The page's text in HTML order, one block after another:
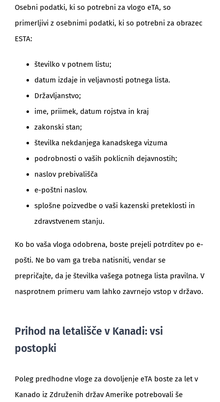
Osebni podatki, ki so potrebni za vlogo eTA, so
primerljivi z osebnimi podatki, ki so potrebni za obrazec
ESTA:
številko v potnem listu;
datum izdaje in veljavnosti potnega lista.
Državljanstvo;
ime, priimek, datum rojstva in kraj
zakonski stan;
številka nekdanjega kanadskega vizuma
podrobnosti o vaših poklicnih dejavnostih;
naslov prebivališča
e-poštni naslov.
splošne poizvedbe o vaši kazenski preteklosti in
zdravstvenem stanju.
Ko bo vaša vloga odobrena, boste prejeli potrditev po e-
pošti. Ne bo vam ga treba natisniti, vendar se
prepričajte, da je številka vašega potnega lista pravilna. V
nasprotnem primeru vam lahko zavrnejo vstop v državo.
Prihod na letališče v Kanadi: vsi
postopki
Poleg predhodne vloge za dovoljenje eTA boste za let v
Kanado iz Združenih držav Amerike potrebovali še